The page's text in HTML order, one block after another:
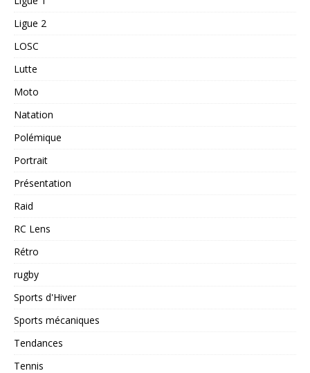
Ligue 2
LOSC
Lutte
Moto
Natation
Polémique
Portrait
Présentation
Raid
RC Lens
Rétro
rugby
Sports d'Hiver
Sports mécaniques
Tendances
Tennis